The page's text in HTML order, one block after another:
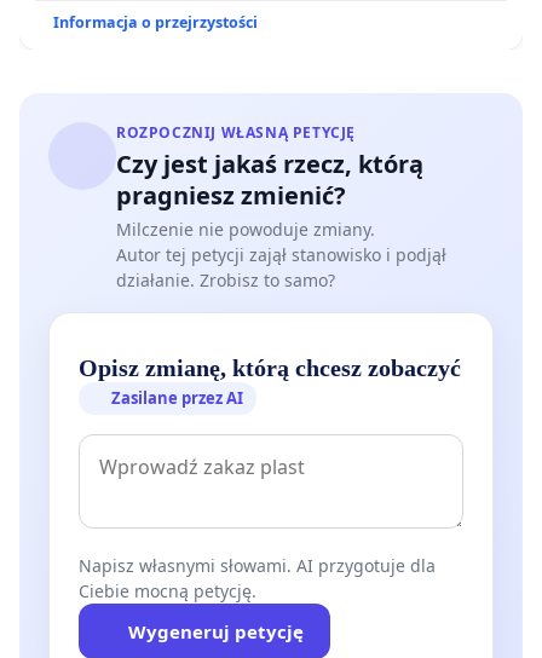
Informacja o przejrzystości
ROZPOCZNIJ WŁASNĄ PETYCJĘ
Czy jest jakaś rzecz, którą
pragniesz zmienić?
Milczenie nie powoduje zmiany.
Autor tej petycji zajął stanowisko i podjął
działanie. Zrobisz to samo?
Opisz zmianę, którą chcesz zobaczyć
Zasilane przez AI
Napisz własnymi słowami. AI przygotuje dla
Ciebie mocną petycję.
Wygeneruj petycję